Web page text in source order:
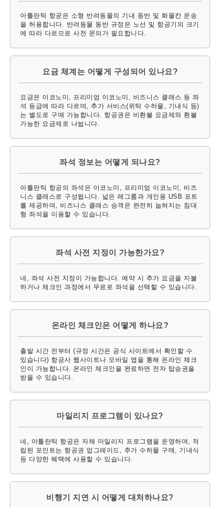
아틀란틱 항공은 소형 반려동물의 기내 동반 및 화물칸 운송
을 허용합니다. 반려동물 동반 규정은 노선 및 항공기의 크기
에 따라 다르므로 사전 문의가 필요합니다.
요금 체계는 어떻게 구성되어 있나요?
요금은 이코노미, 프리미엄 이코노미, 비즈니스 클래스 등 좌
석 등급에 따라 다르며, 추가 서비스(위탁 수하물, 기내식 등)
는 별도로 구매 가능합니다. 항공권은 비환불 요금제와 환불
가능한 요금제로 나뉩니다.
좌석 정보는 어떻게 되나요?
아틀란틱 항공의 좌석은 이코노미, 프리미엄 이코노미, 비즈
니스 클래스로 구성됩니다. 넓은 레그룸과 개인용 USB 포트
를 제공하며, 비즈니스 클래스 승객은 완전히 눕혀지는 침대
형 좌석을 이용할 수 있습니다.
좌석 사전 지정이 가능한가요?
네, 좌석 사전 지정이 가능합니다. 예약 시 추가 요금을 지불
하거나 체크인 과정에서 무료로 좌석을 선택할 수 있습니다.
온라인 체크인은 어떻게 하나요?
출발 시간 전부터 (규정 시간은 공식 사이트에서 확인할 수
있습니다) 항공사 웹사이트나 모바일 앱을 통해 온라인 체크
인이 가능합니다. 온라인 체크인을 완료하면 전자 탑승권을
받을 수 있습니다.
마일리지 프로그램이 있나요?
네, 아틀란틱 항공은 자체 마일리지 프로그램을 운영하며, 적
립된 포인트는 항공권 업그레이드, 추가 수하물 구매, 기내식
등 다양한 혜택에 사용할 수 있습니다.
비행기 지연 시 어떻게 대처하나요?